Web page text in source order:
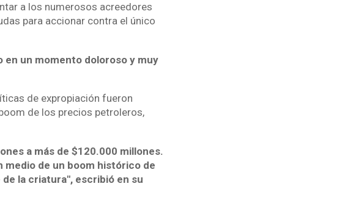
a los numerosos acreedores
para accionar contra el único
en un momento doloroso y muy
de expropiación fueron
de los precios petroleros,
a más de $120.000 millones.
medio de un boom histórico de
la criatura", escribió en su